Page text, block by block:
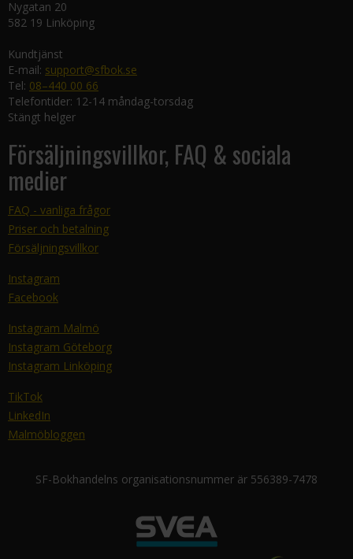
Nygatan 20
582 19 Linköping
Kundtjänst
E-mail: support@sfbok.se
Tel: 08–440 00 66
Telefontider: 12-14 måndag-torsdag
Stängt helger
Försäljningsvillkor, FAQ & sociala
medier
FAQ - vanliga frågor
Priser och betalning
Försäljningsvillkor
Instagram
Facebook
Instagram Malmö
Instagram Göteborg
Instagram Linköping
TikTok
LinkedIn
Malmöbloggen
SF-Bokhandelns organisationsnummer är 556389-7478